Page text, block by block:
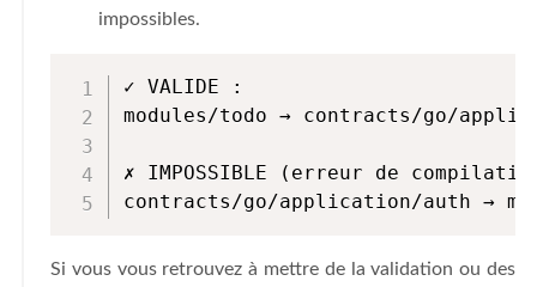
impossibles.
✓ VALIDE :
modules/todo → contracts/go/
✗ IMPOSSIBLE (erreur de
contracts/go/application/auth →
Si vous vous retrouvez à mettre de la validation ou des